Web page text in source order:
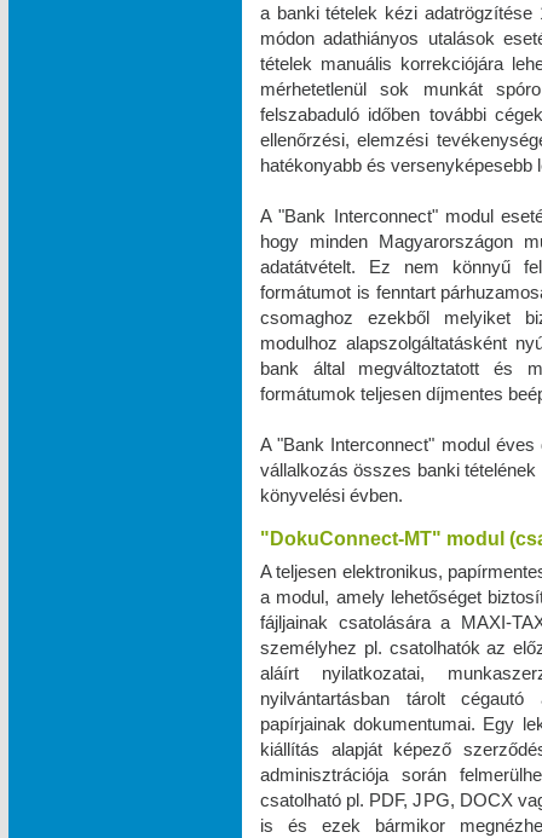
a banki tételek kézi
módon adathiányos utalások
tételek manuális korrekciójára
mérhetetlenül sok munkát
felszabaduló időben további
ellenőrzési, elemzési
hatékonyabb és
A "Bank Interconnect" modul
hogy minden Magyarországon
adatátvételt. Ez nem könnyű
formátumot is fenntart
csomaghoz ezekből melyiket
modulhoz alapszolgáltatásként
bank által megváltoztatott és
formátumok teljesen díjmentes
A "Bank Interconnect" modul
vállalkozás összes banki
könyvelési évben.
"DokuConnect-MT" modul
A teljesen elektronikus,
a modul, amely lehetőséget
fájljainak csatolására a
személyhez pl. csatolhatók az
aláírt nyilatkozatai,
nyilvántartásban tárolt cégautó
papírjainak dokumentumai. Egy
kiállítás alapját képező
adminisztrációja során
csatolható pl. PDF, JPG, DOCX
is és ezek bármikor